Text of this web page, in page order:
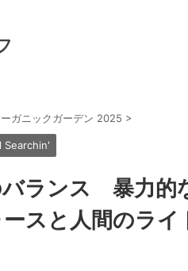
ガニックガーデン 2025 >
Searchin'
ランス 暴力的
スと人間のライ